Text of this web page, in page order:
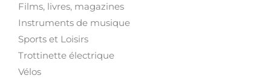
Films, livres, magazines
Instruments de musique
Sports et Loisirs
Trottinette électrique
Vélos